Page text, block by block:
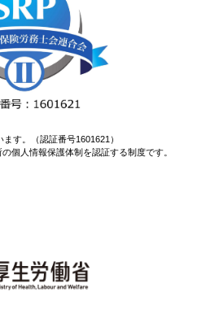
す。（認証番号1601621）
個人情報保護体制を認証する制度です。